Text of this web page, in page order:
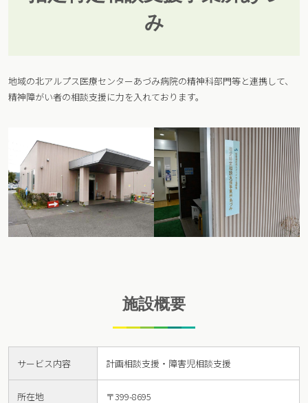
み
地域の北アルプス医療センターあづみ病院の精神科部門等と連携して、
精神障がい者の相談支援に力を入れております。
施設概要
サービス内容 計画相談支援・障害児相談支援
所在地
〒399-8695